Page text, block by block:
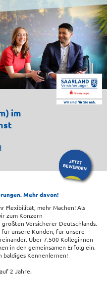
im
Mehr davon!
Flexibilität, mehr Machen! Als
zum Konzern
größten Versicherer Deutschlands.
für unsere Kunden, für unsere
Über 7.500 Kolleginnen
in den gemeinsamen Erfolg ein.
baldiges Kennenlernen!
2 Jahre.